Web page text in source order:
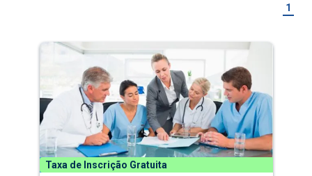
1
Taxa de Inscrição Gratuita